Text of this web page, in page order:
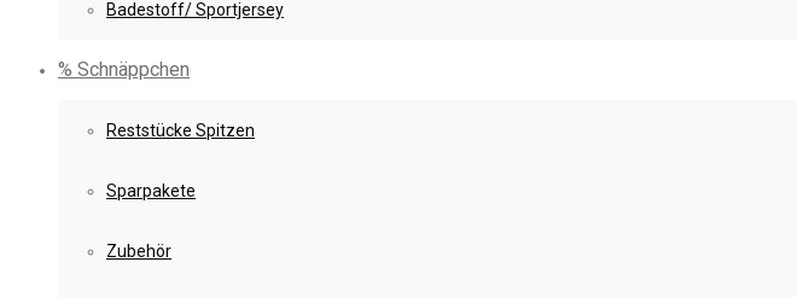
Badestoff/ Sportjersey
% Schnäppchen
Reststücke Spitzen
Sparpakete
Zubehör